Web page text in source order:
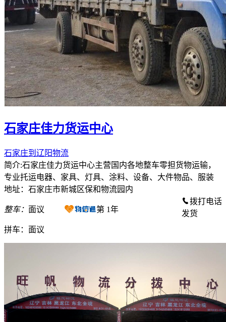
石家庄佳力货运中心
石家庄到辽阳物流
简介:石家庄佳力货运中心主营国内各地整车零担货物运输，
专业托运电器、家具、灯具、涂料、设备、大件物品、服装
地址：石家庄市新城区保和物流园内
整车： 面议
拼车： 面议
第 1年
拨打电话
发货